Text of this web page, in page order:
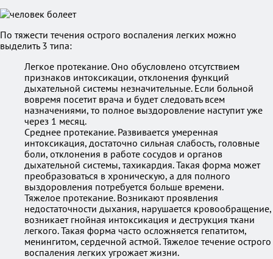
По тяжести течения острого воспаления легких можно
выделить 3 типа:
Легкое протекание. Оно обусловлено отсутствием
признаков интоксикации, отклонения функций
дыхательной системы незначительные. Если больной
вовремя посетит врача и будет следовать всем
назначениями, то полное выздоровление наступит уже
через 1 месяц.
Среднее протекание. Развивается умеренная
интоксикация, достаточно сильная слабость, головные
боли, отклонения в работе сосудов и органов
дыхательной системы, тахикардия. Такая форма может
преобразоваться в хроническую, а для полного
выздоровления потребуется больше времени.
Тяжелое протекание. Возникают проявления
недостаточности дыхания, нарушается кровообращение,
возникает гнойная интоксикация и деструкция ткани
легкого. Такая форма часто осложняется гепатитом,
менингитом, сердечной астмой. Тяжелое течение острого
воспаления легких угрожает жизни.